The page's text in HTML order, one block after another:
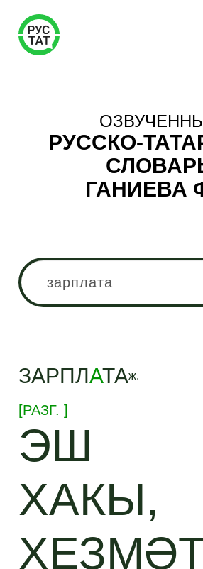
РУССКО-
ГАНИЕВА
ЗАРПЛАТАж.
[РАЗГ. ]
ЭШ
ХАКЫ,